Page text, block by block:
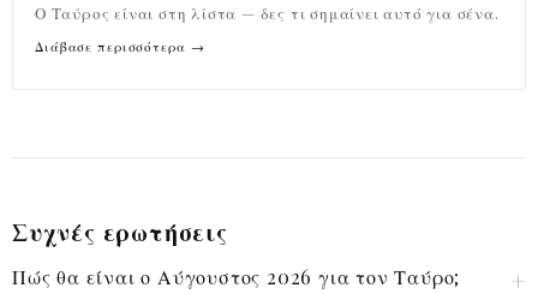
Ο Ταύρος είναι στη λίστα — δες τι σημαίνει αυτό για σένα.
Διάβασε περισσότερα →
Συχνές ερωτήσεις
Πώς θα είναι ο Αύγουστος 2026 για τον Ταύρο;